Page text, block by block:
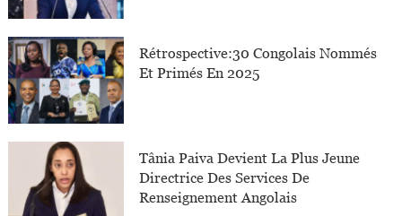
Rétrospective:30 Congolais Nommés
Et Primés En 2025
Tânia Paiva Devient La Plus Jeune
Directrice Des Services De
Renseignement Angolais